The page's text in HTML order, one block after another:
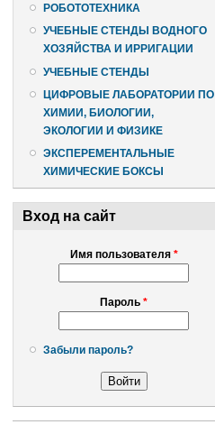
РОБОТОТЕХНИКА
УЧЕБНЫЕ СТЕНДЫ ВОДНОГО
ХОЗЯЙСТВА И ИРРИГАЦИИ
УЧЕБНЫЕ СТЕНДЫ
ЦИФРОВЫЕ ЛАБОРАТОРИИ ПО
ХИМИИ, БИОЛОГИИ,
ЭКОЛОГИИ И ФИЗИКЕ
ЭКСПЕРЕМЕНТАЛЬНЫЕ
ХИМИЧЕСКИЕ БОКСЫ
Вход на сайт
Имя пользователя *
Пароль *
Забыли пароль?